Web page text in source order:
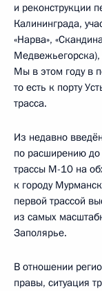
и реконструкции
Калининграда,
«Нарва»,
Медвежьегорска),
Мы в этом году в
то есть к порту
трасса.
Из недавно
по расширению до
трассы М-10 на
к городу
первой трассой
из самых
Заполярье.
В отношении
правы, ситуация